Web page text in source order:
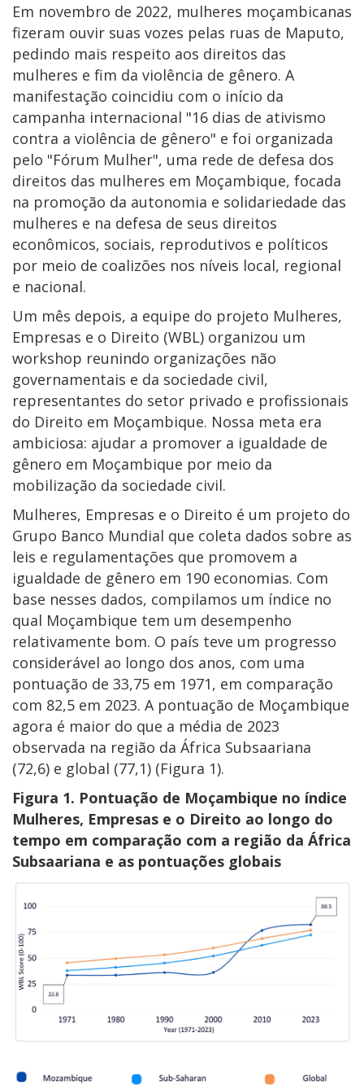
Em novembro de 2022, mulheres moçambicanas
fizeram ouvir suas vozes pelas ruas de Maputo,
pedindo mais respeito aos direitos das
mulheres e fim da violência de gênero. A
manifestação coincidiu com o início da
campanha internacional "16 dias de ativismo
contra a violência de gênero" e foi organizada
pelo "Fórum Mulher", uma rede de defesa dos
direitos das mulheres em Moçambique, focada
na promoção da autonomia e solidariedade das
mulheres e na defesa de seus direitos
econômicos, sociais, reprodutivos e políticos
por meio de coalizões nos níveis local, regional
e nacional.
Um mês depois, a equipe do projeto Mulheres,
Empresas e o Direito (WBL) organizou um
workshop reunindo organizações não
governamentais e da sociedade civil,
representantes do setor privado e profissionais
do Direito em Moçambique. Nossa meta era
ambiciosa: ajudar a promover a igualdade de
gênero em Moçambique por meio da
mobilização da sociedade civil.
Mulheres, Empresas e o Direito é um projeto do
Grupo Banco Mundial que coleta dados sobre as
leis e regulamentações que promovem a
igualdade de gênero em 190 economias. Com
base nesses dados, compilamos um índice no
qual Moçambique tem um desempenho
relativamente bom. O país teve um progresso
considerável ao longo dos anos, com uma
pontuação de 33,75 em 1971, em comparação
com 82,5 em 2023. A pontuação de Moçambique
agora é maior do que a média de 2023
observada na região da África Subsaariana
(72,6) e global (77,1) (Figura 1).
Figura 1. Pontuação de Moçambique no índice
Mulheres, Empresas e o Direito ao longo do
tempo em comparação com a região da África
Subsaariana e as pontuações globais